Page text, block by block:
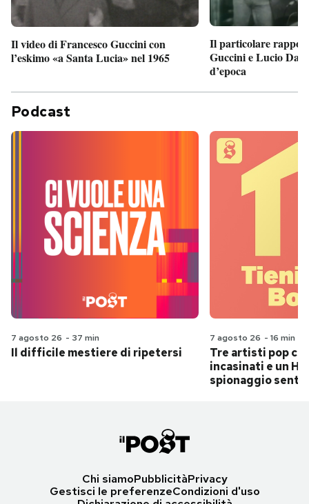
Il video di Francesco Guccini con
l’eskimo «a Santa Lucia» nel 1965
Il particolare
Guccini e Lucio
d’epoca
Podcast
7 agosto 26 - 37 min
Il difficile mestiere di ripetersi
7 agosto 26 - 16 min
Tre artisti pop
incasinati e un
spionaggio
Chi siamoPubblicitàPrivacy
Gestisci le preferenzeCondizioni d'uso